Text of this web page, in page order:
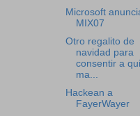
Microsoft
MIX07
Otro regalito de
navidad para
consentir a
ma...
Hackean a
FayerWayer